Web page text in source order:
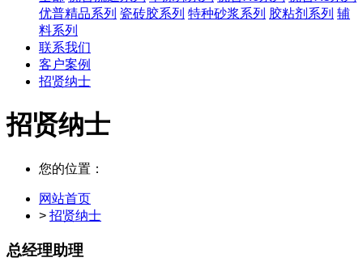
优普精品系列 瓷砖胶系列 特种砂浆系列 胶粘剂系列 辅
料系列
联系我们
客户案例
招贤纳士
招贤纳士
您的位置：
网站首页
> 招贤纳士
总经理助理